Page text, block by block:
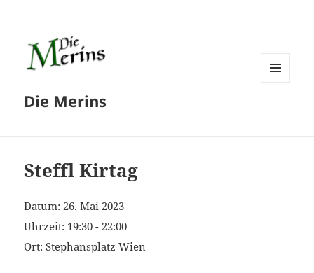
Die Merins
Steffl Kirtag
Datum:26. Mai 2023
Uhrzeit: 19:30 - 22:00
Ort:Stephansplatz Wien